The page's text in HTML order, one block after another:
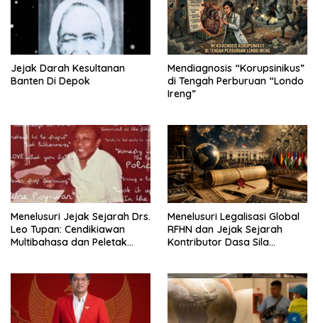
Jejak Darah Kesultanan
Banten Di Depok
Mendiagnosis “Korupsinikus”
di Tengah Perburuan “Londo
Menelusuri Jejak Sejarah Drs.
Leo Tupan: Cendikiawan
Multibahasa dan Peletak
Menelusuri Legalisasi Global
RFHN dan Jejak Sejarah
Kontributor Dasa Sila